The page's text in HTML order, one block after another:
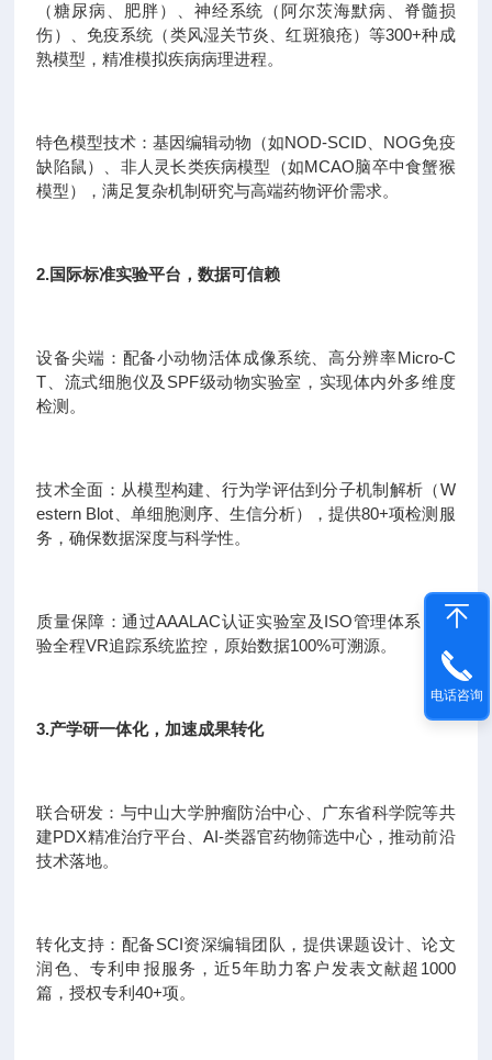
（糖尿病、肥胖）、神经系统（阿尔茨海默病、脊髓损
伤）、免疫系统（类风湿关节炎、红斑狼疮）等300+种成
熟模型，精准模拟疾病病理进程。
特色模型技术：基因编辑动物（如NOD-SCID、NOG免疫
缺陷鼠）、非人灵长类疾病模型（如MCAO脑卒中食蟹猴
模型），满足复杂机制研究与高端药物评价需求。
2.国际标准实验平台，数据可信赖
设备尖端：配备小动物活体成像系统、高分辨率Micro-C
T、流式细胞仪及SPF级动物实验室，实现体内外多维度
检测。
技术全面：从模型构建、行为学评估到分子机制解析（W
estern Blot、单细胞测序、生信分析），提供80+项检测服
务，确保数据深度与科学性。
质量保障：通过AAALAC认证实验室及ISO管理体系，实
验全程VR追踪系统监控，原始数据100%可溯源。
3.产学研一体化，加速成果转化
联合研发：与中山大学肿瘤防治中心、广东省科学院等共
建PDX精准治疗平台、AI-类器官药物筛选中心，推动前沿
技术落地。
转化支持：配备SCI资深编辑团队，提供课题设计、论文
润色、专利申报服务，近5年助力客户发表文献超1000
篇，授权专利40+项。
电话咨询